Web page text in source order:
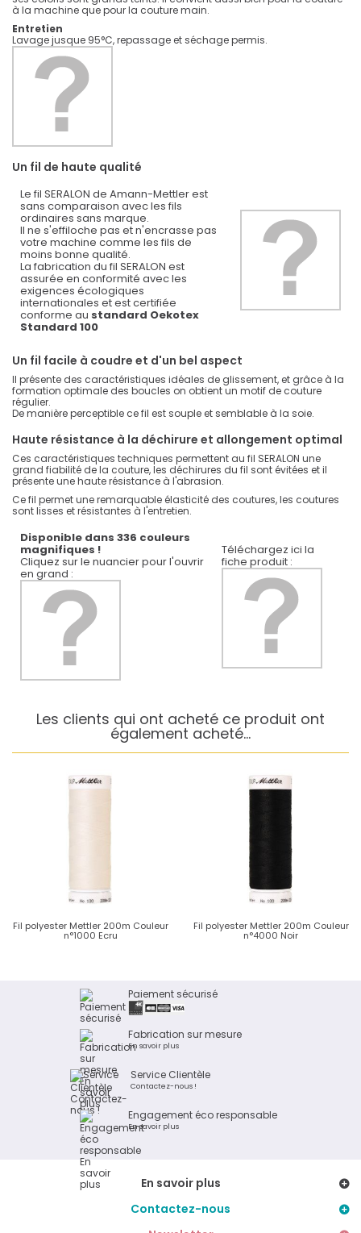
à la machine que pour la couture main.
Entretien
Lavage jusque 95°C, repassage et séchage permis.
Un fil de haute qualité
Le fil SERALON de Amann-Mettler est
sans comparaison avec les fils
ordinaires sans marque.
Il ne s'effiloche pas et n'encrasse pas
votre machine comme les fils de
moins bonne qualité.
La fabrication du fil SERALON est
assurée en conformité avec les
exigences écologiques
internationales et est certifiée
conforme au standard Oekotex
Standard 100
Un fil facile à coudre et d'un bel aspect
Il présente des caractéristiques idéales de glissement, et grâce à la
formation optimale des boucles on obtient un motif de couture
régulier.
De manière perceptible ce fil est souple et semblable à la soie.
Haute résistance à la déchirure et allongement optimal
Ces caractéristiques techniques permettent au fil SERALON une
grand fiabilité de la couture, les déchirures du fil sont évitées et il
présente une haute résistance à l'abrasion.
Ce fil permet une remarquable élasticité des coutures, les coutures
sont lisses et résistantes à l'entretien.
Disponible dans 336 couleurs
magnifiques !
Cliquez sur le nuancier pour l'ouvrir
en grand :
Téléchargez ici la
fiche produit :
Les clients qui ont acheté ce produit ont
également acheté...
Fil polyester Mettler 200m Couleur
n°1000 Ecru
Fil polyester Mettler 200m Couleur
n°4000 Noir
Paiement sécurisé
Fabrication sur mesure
En savoir plus
Service Clientèle
Contactez-nous !
Engagement éco responsable
En savoir plus
En savoir plus
Contactez-nous